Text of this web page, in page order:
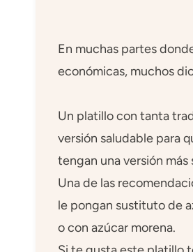
En muchas partes
económicas, muchos
Un platillo con tanta
versión saludable para
tengan una versión
Una de las
le pongan sustituto de
o con azúcar morena.